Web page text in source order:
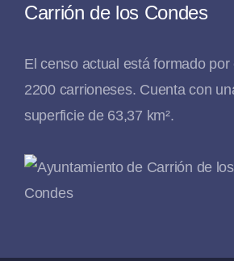
Carrión de los Condes
El censo actual está formado por
2200 carrioneses. Cuenta con
superficie de 63,37 km².